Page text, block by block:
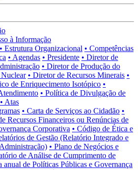
à Informação
• Estrutura Organizacional • Competências
• Agendas • Presidente • Diretor de
• Diretor de Produção do
• Diretor de Recursos Minerais •
de Enriquecimento Isotópico •
• Política de Divulgação de
• Atas
• Carta de Serviços ao Cidadão •
Recursos Financeiros ou Renúncias de
Corporativa • Código de Ética e
de Gestão (Relatório Integrado e
• Plano de Negócios e
de Análise de Cumprimento de
anual de Políticas Públicas e Governança